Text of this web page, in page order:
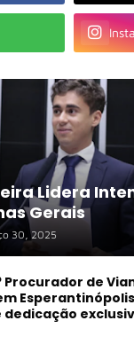
Lidera
Gerais
30, 2025
Procurador de
dedicação